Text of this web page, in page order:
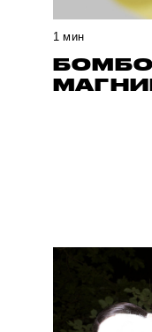
1 мин